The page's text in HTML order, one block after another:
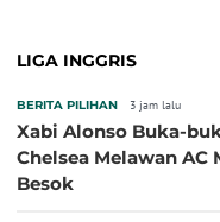
LIGA INGGRIS
BERITA PILIHAN 3 jam lalu
Xabi Alonso Buka-
Chelsea Melawan AC
Besok